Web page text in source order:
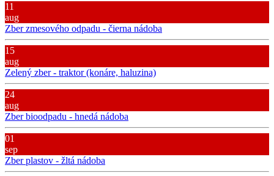
11
aug
Zber zmesového odpadu - čierna nádoba
15
aug
Zelený zber - traktor (konáre, haluzina)
24
aug
Zber bioodpadu - hnedá nádoba
01
sep
Zber plastov - žltá nádoba